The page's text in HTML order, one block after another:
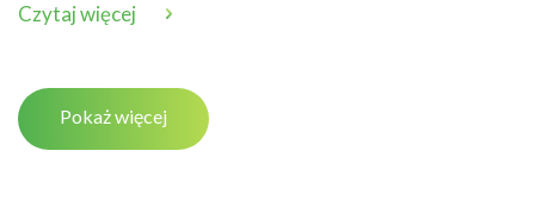
Czytaj więcej
Pokaż więcej